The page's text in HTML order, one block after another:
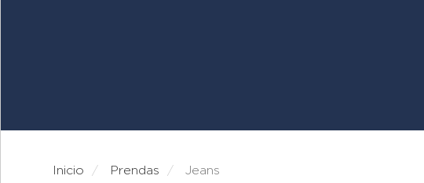
Inicio prendas jeans